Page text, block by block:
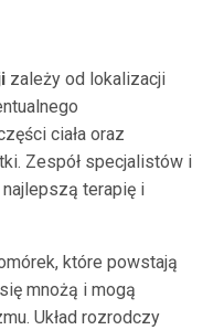
zależy od lokalizacji
ciała oraz
Zespół specjalistów i
terapię i
które powstają
mnożą i mogą
Układ rozrodczy